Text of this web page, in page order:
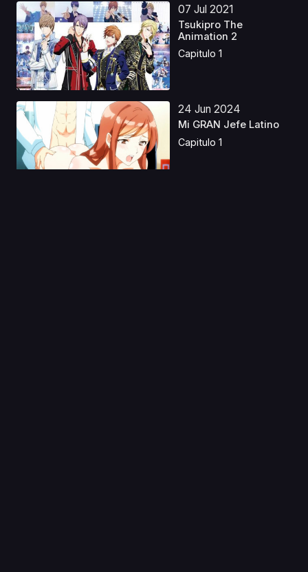
07 Jul 2021
Tsukipro The
Animation 2
Capitulo 1
24 Jun 2024
Mi GRAN Jefe Latino
Capitulo 1